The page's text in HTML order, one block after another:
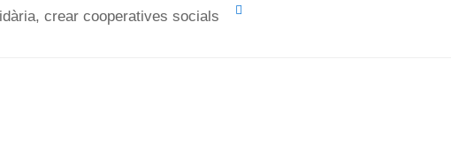
crear cooperatives socials